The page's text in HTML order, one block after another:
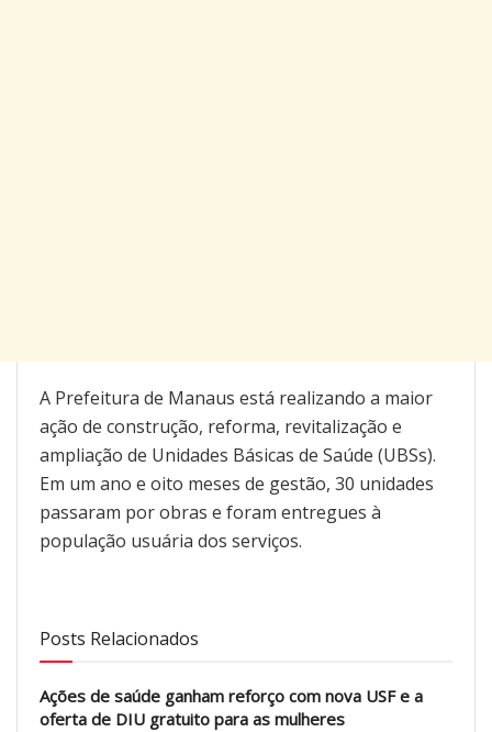
A Prefeitura de Manaus está realizando a maior
ação de construção, reforma, revitalização e
ampliação de Unidades Básicas de Saúde (UBSs).
Em um ano e oito meses de gestão, 30 unidades
passaram por obras e foram entregues à
população usuária dos serviços.
Posts Relacionados
Ações de saúde ganham reforço com nova USF e a
oferta de DIU gratuito para as mulheres